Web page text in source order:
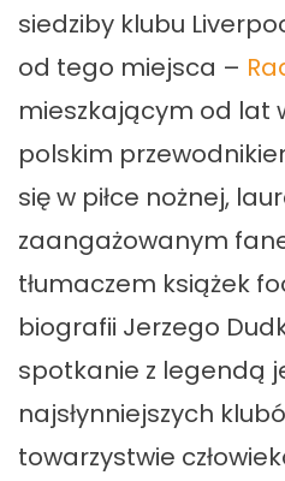
siedziby klubu
od tego miejsca –
mieszkającym od lat
polskim
się w piłce nożnej,
zaangażowanym
tłumaczem książek
biografii Jerzego
spotkanie z legendą
najsłynniejszych
towarzystwie